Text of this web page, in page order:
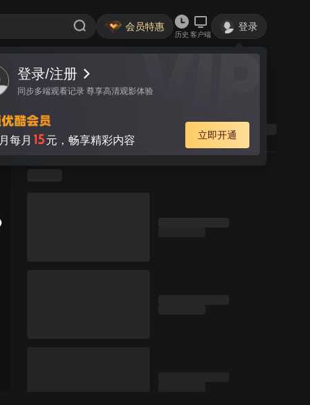
会员特惠
历史 客户端
登录
登录/注册
同步多端观看记录 尊享高清观影体验
月每月 15元，畅享精彩内容 立即开通